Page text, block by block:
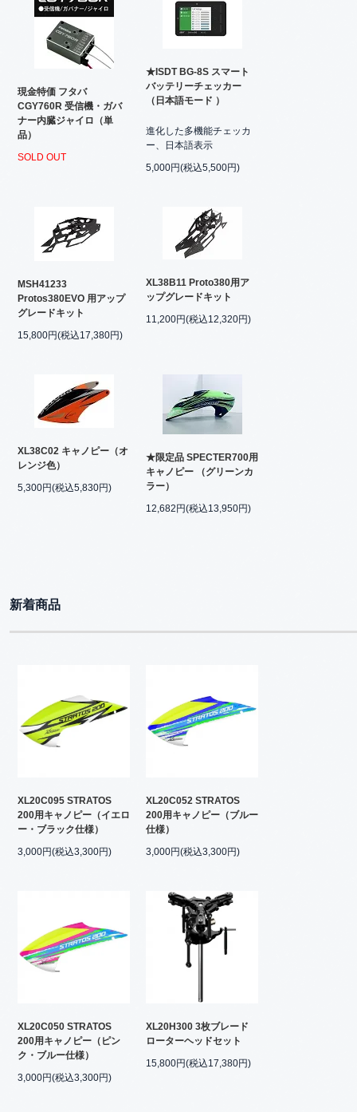
現金特価 フタバ
CGY760R 受信機・ガバ
ナー内臓ジャイロ（単
品）
SOLD OUT
★ISDT BG-8S スマート
バッテリーチェッカー
（日本語モード ）
進化した多機能チェッカ
ー、日本語表示
5,000円(税込5,500円)
MSH41233
Protos380EVO 用アップ
グレードキット
15,800円(税込17,380円)
XL38B11 Proto380用ア
ップグレードキット
11,200円(税込12,320円)
XL38C02 キャノピー（オ
レンジ色）
5,300円(税込5,830円)
★限定品 SPECTER700用
キャノピー （グリーンカ
ラー）
12,682円(税込13,950円)
新着商品
XL20C095 STRATOS
200用キャノピー（イエロ
ー・ブラック仕様）
3,000円(税込3,300円)
XL20C052 STRATOS
200用キャノピー（ブルー
仕様）
3,000円(税込3,300円)
XL20C050 STRATOS
200用キャノピー（ピン
ク・ブルー仕様）
3,000円(税込3,300円)
XL20H300 3枚ブレード
ローターヘッドセット
15,800円(税込17,380円)